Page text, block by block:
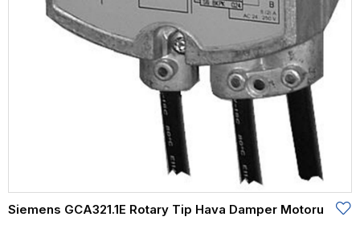
Siemens GCA321.1E Rotary Tip Hava Damper Motoru